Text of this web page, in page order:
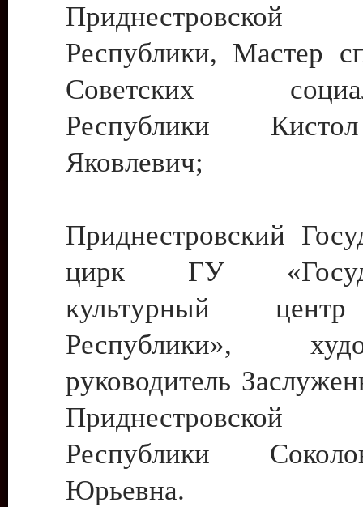
Приднестровской
Республики, Мастер
Советских
Республики
Яковлевич;
Приднестровский
цирк ГУ
культурный
Республики»,
руководитель
Приднестровской
Республики
Юрьевна.